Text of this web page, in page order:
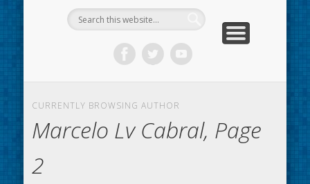
CURRENTLY BROWSING AUTHOR
Marcelo Lv Cabral, Page
2